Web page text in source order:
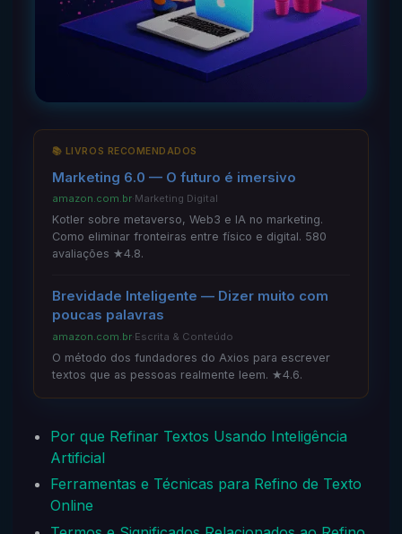
📚 LIVROS RECOMENDADOS
Marketing 6.0 — O futuro é imersivo
amazon.com.br·Marketing Digital
Kotler sobre metaverso, Web3 e IA no marketing.
Como eliminar fronteiras entre físico e digital. 580
avaliações ★4.8.
Brevidade Inteligente — Dizer muito com
poucas palavras
amazon.com.br·Escrita & Conteúdo
O método dos fundadores do Axios para escrever
textos que as pessoas realmente leem. ★4.6.
Por que Refinar Textos Usando Inteligência
Artificial
Ferramentas e Técnicas para Refino de Texto
Online